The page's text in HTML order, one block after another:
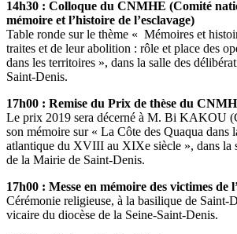
14h30 : Colloque du CNMHE (Comité
mémoire et l’histoire de l’esclavage)
Table ronde sur le thème « Mémoires et
traites et de leur abolition : rôle et place des
dans les territoires », dans la salle des
Saint-Denis.
17h00 : Remise du Prix de thèse du
Le prix 2019 sera décerné à M. Bi KAKOU
son mémoire sur « La Côte des Quaqua dans
atlantique du XVIII au XIXe siècle », dans la
de la Mairie de Saint-Denis.
17h00 : Messe en mémoire des victimes de
Cérémonie religieuse, à la basilique de Saint-
vicaire du diocèse de la Seine-Saint-Denis.